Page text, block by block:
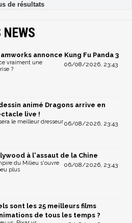
NEWS
annonce Kung Fu Panda 3
06/08/2026, 23:43
vraiment une
?
animé Dragons arrive en
live !
06/08/2026, 23:43
le meilleur dresseur
à l'assaut de la Chine
06/08/2026, 23:43
du Milieu s'ouvre
plus
sont les 25 meilleurs films
de tous les temps ?